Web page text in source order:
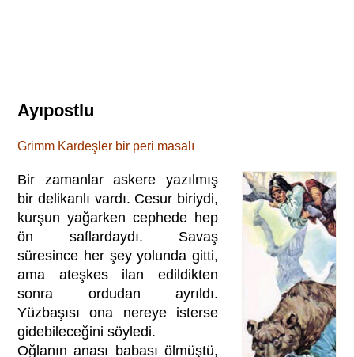
Ayıpostlu
Grimm Kardeşler bir peri masalı
Bir zamanlar askere yazılmış
bir delikanlı vardı. Cesur biriydi,
kurşun yağarken cephede hep
ön saflardaydı. Savaş
süresince her şey yolunda gitti,
ama ateşkes ilan edildikten
sonra ordudan ayrıldı.
Yüzbaşısı ona nereye isterse
gidebileceğini söyledi.
Oğlanın anası babası ölmüştü,